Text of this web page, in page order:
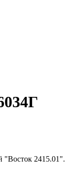
"Восток 2415.01".